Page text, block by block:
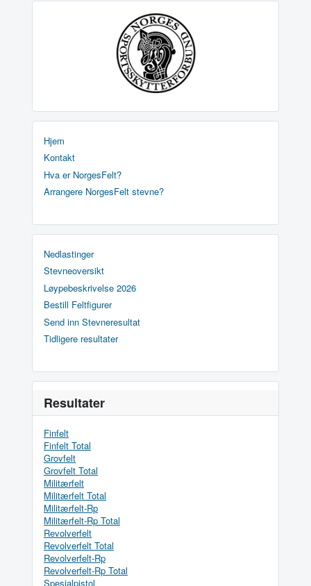
Hjem
Kontakt
Hva er NorgesFelt?
Arrangere NorgesFelt stevne?
Nedlastinger
Stevneoversikt
Løypebeskrivelse 2026
Bestill Feltfigurer
Send inn Stevneresultat
Tidligere resultater
Resultater
Finfelt
Finfelt Total
Grovfelt
Grovfelt Total
Militærfelt
Militærfelt Total
Militærfelt-Rp
Militærfelt-Rp Total
Revolverfelt
Revolverfelt Total
Revolverfelt-Rp
Revolverfelt-Rp Total
Spesialpistol